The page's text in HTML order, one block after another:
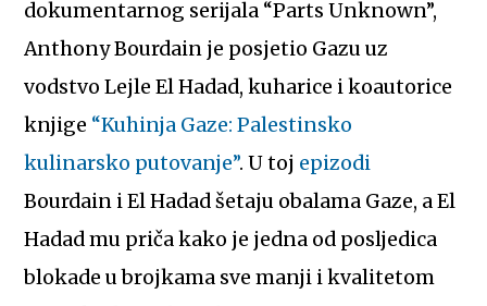
dokumentarnog serijala “Parts Unknown”,
Anthony Bourdain je posjetio Gazu uz
vodstvo Lejle El Hadad, kuharice i koautorice
knjige “Kuhinja Gaze: Palestinsko
kulinarsko putovanje”. U toj epizodi
Bourdain i El Hadad šetaju obalama Gaze, a El
Hadad mu priča kako je jedna od posljedica
blokade u brojkama sve manji i kvalitetom